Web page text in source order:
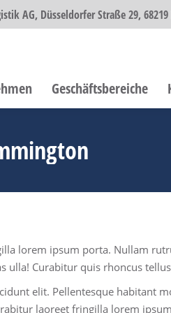
AG, Düsseldorfer Straße 29,
Geschäftsbereiche
lorem ipsum porta. Nullam
ulla! Curabitur quis rhoncus
elit. Pellentesque habitant
laoreet fringilla lorem